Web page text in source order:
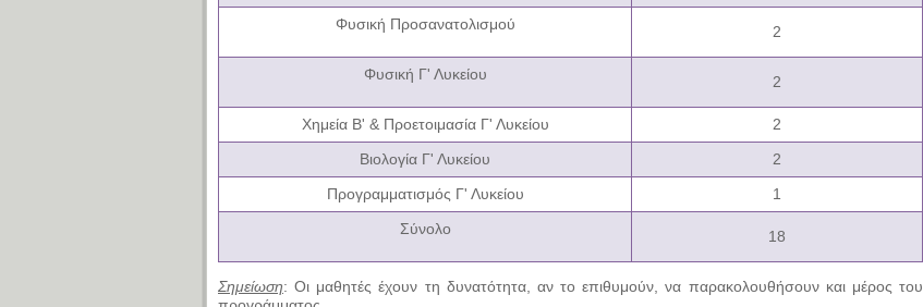
Φυσική Προσανατολισμού 2
Φυσική Γ' Λυκείου 2
Χημεία Β' & Προετοιμασία Γ' Λυκείου
2
Βιολογία Γ' Λυκείου
2
Προγραμματισμός Γ' Λυκείου
1
Σύνολο
18
Σημείωση: Οι μαθητές έχουν τη δυνατότητα, αν το επιθυμούν, να παρακολουθήσουν και μέρος του